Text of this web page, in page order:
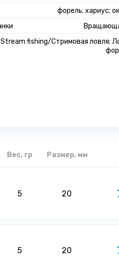
форель; хариус;
Stream fishing/Стримовая ловля;
Вес, гр Размер, мм
5 20
5 20